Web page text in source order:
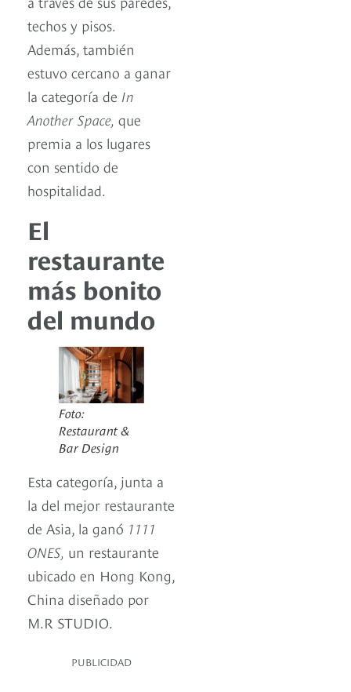
techos y pisos.
Además, también
estuvo cercano a ganar
la categoría de In
Another Space, que
premia a los lugares
con sentido de
hospitalidad.
El
restaurante
más bonito
del mundo
Foto:
Restaurant &
Bar Design
Esta categoría, junta a
la del mejor restaurante
de Asia, la ganó 1111
ONES, un restaurante
ubicado en Hong Kong,
China diseñado por
M.R STUDIO.
PUBLICIDAD